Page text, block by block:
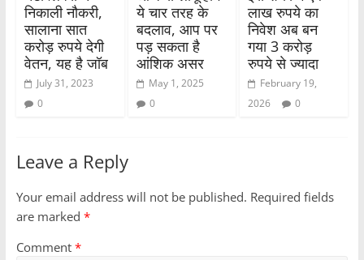
निकाली नौकरी,
सालाना सात
करोड़ रुपये देगी
वेतन, यह है जॉब
July 31, 2023
0
ये चार तरह के
बदलाव, आप पर
पड़ सकता है
आंशिक असर
May 1, 2025
0
लाख रुपये का
निवेश अब बन
गया 3 करोड़
रुपये से ज्यादा
February 19,
2026
0
Leave a Reply
Your email address will not be published. Required fields
are marked *
Comment *